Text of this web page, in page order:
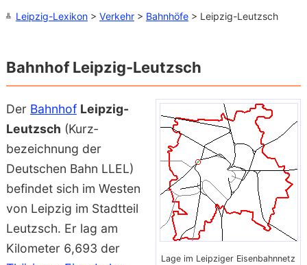
Leipzig-Lexikon> Verkehr> Bahnhöfe> Leipzig-Leutzsch
Bahnhof Leipzig-Leutzsch
Lage im Leipziger Eisenbahnnetz
Der Bahnhof Leipzig-
Leutzsch (Kurz­
bezeichnung der
Deutschen Bahn LLEL)
befindet sich im Westen
von Leipzig im Stadt­teil
Leutzsch. Er lag am
Kilometer 6,693 der